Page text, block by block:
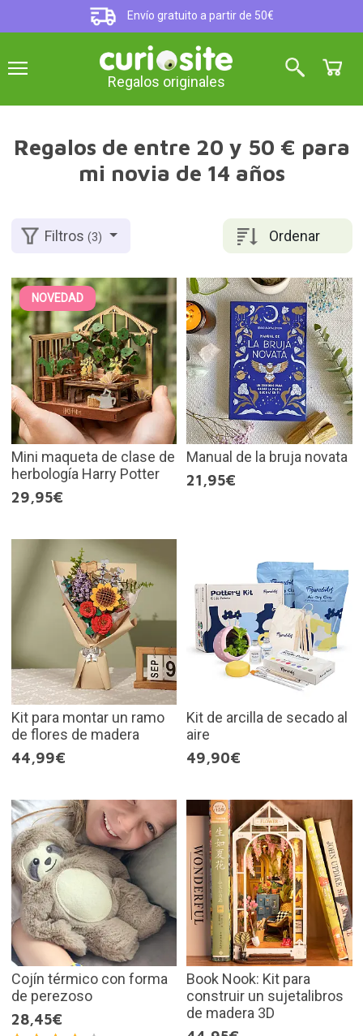
Envío gratuito a partir de 50€
Regalos originales
Regalos de entre 20 y 50 € para
mi novia de 14 años
Ordenar
Filtros(3)
NOVEDAD
Mini maqueta de clase de
herbología Harry Potter
29,95€
Manual de la bruja novata
21,95€
Kit para montar un ramo
de flores de madera
44,99€
Kit de arcilla de secado al
aire
49,90€
Cojín térmico con forma
de perezoso
28,45€
Book Nook: Kit para
construir un sujetalibros
de madera 3D